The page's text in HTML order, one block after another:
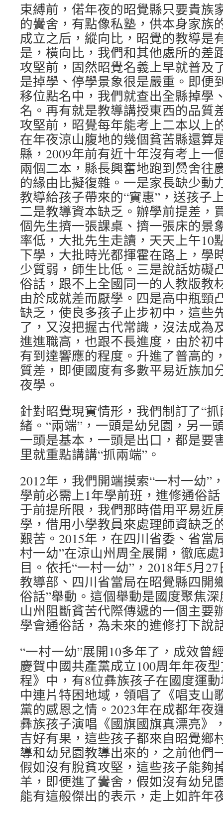
束縛前，偌年夜的昭覺縣只要貴族
的黌舍，有點像私塾，供本身家族
成立之后，縱向比，昭覺的教導是
是，橫向比，我們和其他處所的差
攻堅前，固然昭覺名義上早就普及
是掉學、停學景象很是嚴重。即便
移位點名中，我們就查出全縣掉學
名。再有就是教導講授東西的品質
攻堅前，昭覺每年能考上二本以上
在年夜涼山腹地的幾個貧苦縣還算
縣，2009年前有近十年沒有考上一
兩個二本，縣長興奮地跑到黌舍往
的緣由比擬復雜。一是家長缺少動
教導給孩子帶來的“實惠”，送孩子
二是教導資本缺乏。辦學前提差，
個先生擠一張課桌、擠一張床的景
率低，大批先生走讀，天天上午10
下學，大批時光都揮霍在路上，學
少質弱，師生比低。三是說話妨礙
俗話，跟不上全國同一的人教版教
由於成就差而厭學。四是高中瓶頸
缺乏，使良多孩子止步初中，這些
了，又沒把握古代常識，沒法成為
進進職高，也跟不長進度，由於初
有到達響應的程度。升進了普高的
質差，即便國度有多數平易近族加
夜學。
針對昭覺現實情形，我們制訂了“
緒。“兩端”，一頭是幼兒園，另一
一頭是基本，一頭是出口，都是要
里就重點講講“抓兩端”。
2012年，我們開端摸索“一村一幼”
學前必需上1年學前班，進修通俗
于前提所限，我們那時借用平易近
學，借用小學教員來處理師資缺乏
艱苦。2015年，在四川省委、省當
村一幼”在涼山州周全展開，徹底
目。依托“一村一幼”，2018年5月
教導部、四川省當局在昭覺縣四開
俗話”舉動。這個舉動是國度聚焦
山州阻斷貧苦代際傳遞的一個主要
學會通俗話，為未來的進修打下說
“一村一幼”展開10多年了，成效曾
慶賀中國共產黨成立100周年年夜
程》中，有8位彝族孩子在國度運
中連片特困地域，領唱了《唱支山
黨的感恩之情。2023年在成都年夜
彝族孩子演唱《國旗國旗真漂亮》
吉好有果，這些孩子都來自昭覺鄉
導和幼兒園教導出來的，之前他們
假如沒有脫貧攻堅，這些孩子能夠
羊，即便進了黌舍，假如沒有幼兒
能有這般傑出的表示，走上如許年